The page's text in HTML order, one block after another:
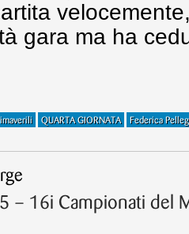
gara ma ha
QUARTA GIORNATA
Federica
– 16i Campionati del